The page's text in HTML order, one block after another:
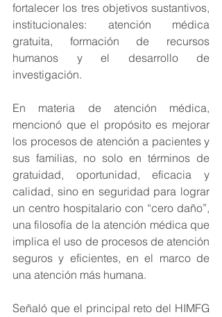
fortalecer los tres objetivos sustantivos,
institucionales: atención médica
gratuita, formación de recursos
humanos y el desarrollo de
investigación.
En materia de atención médica,
mencionó que el propósito es mejorar
los procesos de atención a pacientes y
sus familias, no solo en términos de
gratuidad, oportunidad, eficacia y
calidad, sino en seguridad para lograr
un centro hospitalario con “cero daño”,
una filosofía de la atención médica que
implica el uso de procesos de atención
seguros y eficientes, en el marco de
una atención más humana.
Señaló que el principal reto del HIMFG